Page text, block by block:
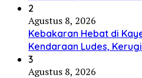
2
Agustus 8, 2026
Kebakaran Hebat di
Kendaraan Ludes,
3
Agustus 8, 2026